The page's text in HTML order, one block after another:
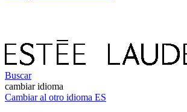
Buscar
cambiar idioma
Cambiar al otro idioma ES